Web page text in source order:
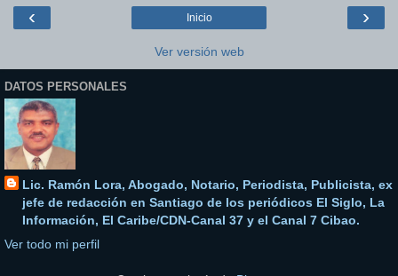
‹ ›
Inicio
Ver versión web
DATOS PERSONALES
Lic. Ramón Lora, Abogado, Notario, Periodista, Publicista, ex
jefe de redacción en Santiago de los periódicos El Siglo, La
Información, El Caribe/CDN-Canal 37 y el Canal 7 Cibao.
Ver todo mi perfil